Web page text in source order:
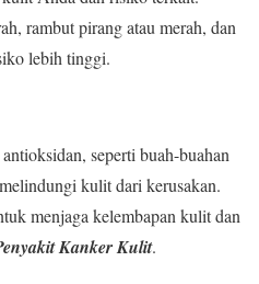
rambut pirang atau merah, dan
lebih tinggi.
seperti buah-buahan
kulit dari kerusakan.
menjaga kelembapan kulit dan
Kanker Kulit.